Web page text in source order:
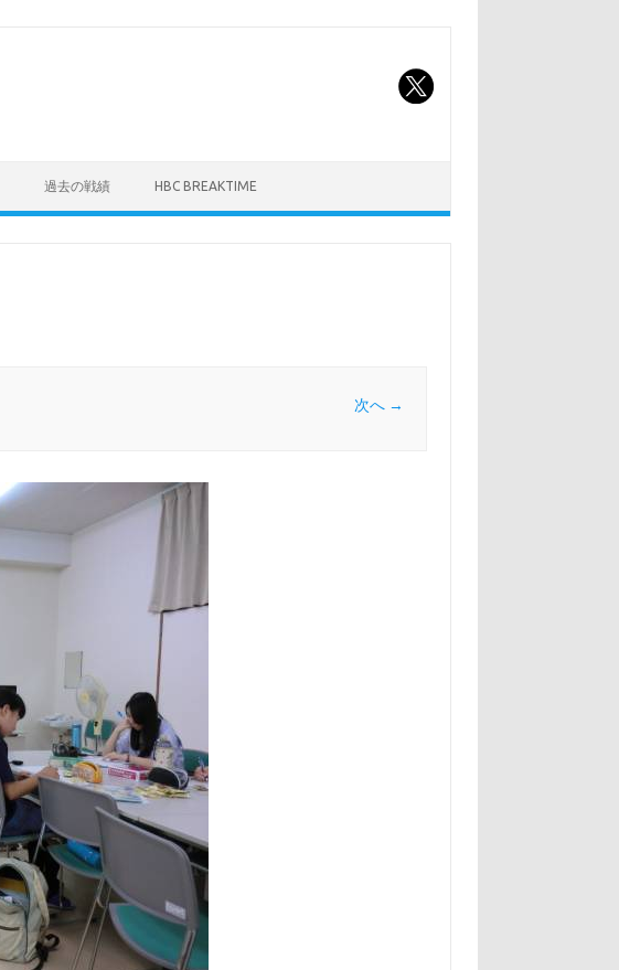
過去の戦績 HBC BREAKTIME
次へ →